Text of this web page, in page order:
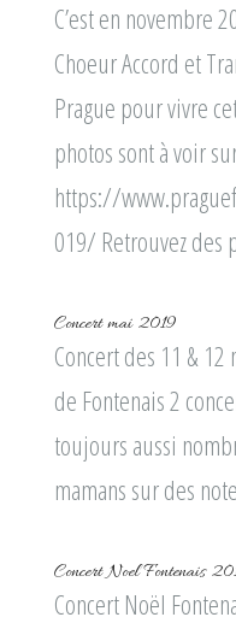
C’est en novembre
Choeur Accord et
Prague pour vivre
photos sont à voir
https://
019/ Retrouvez des
Concert mai 2019
Concert des 11 &
de Fontenais 2
toujours aussi
mamans sur des
Concert Noel Fontenais
Concert Noël